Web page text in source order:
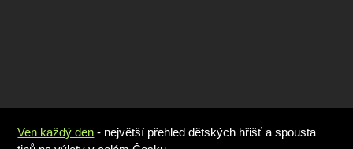
Ven každý den - největší přehled dětských hřišť a spousta